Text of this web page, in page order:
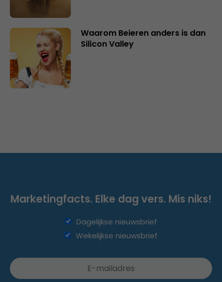
Waarom Beieren anders is dan
Silicon Valley
Marketingfacts. Elke dag vers. Mis niks!
Dagelijkse nieuwsbrief
Wekelijkse nieuwsbrief